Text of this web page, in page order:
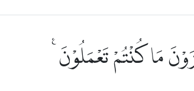
مَا كُنْتُمْ تَعْمَلُوْنَ